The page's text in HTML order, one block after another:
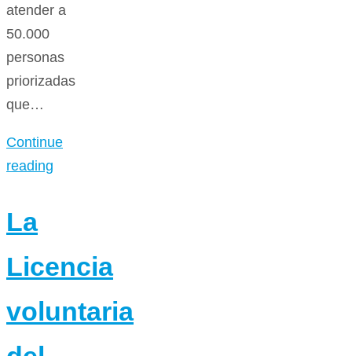
atender a
50.000
personas
priorizadas
que…
Continue
reading
La
Licencia
voluntaria